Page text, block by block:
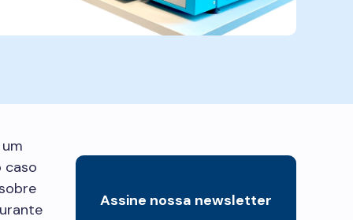
caso
Assine nossa newsletter